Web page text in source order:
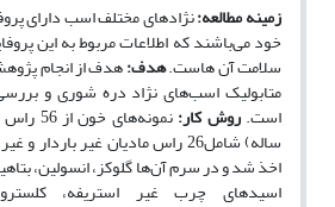
زمینه مطالعه:نژادهای مختلف اسب دارای
خود می‌باشند که اطلاعات مربوط به این
سلامت آن هاست.هدف:هدف از انجام
متابولیک اسب‌های نژاد دره شوری و
است.روش کار:
اخذ شد و در سرم آن‌ها گلوکز، انسولین،
اسیدهای چرب غیر استریفه،